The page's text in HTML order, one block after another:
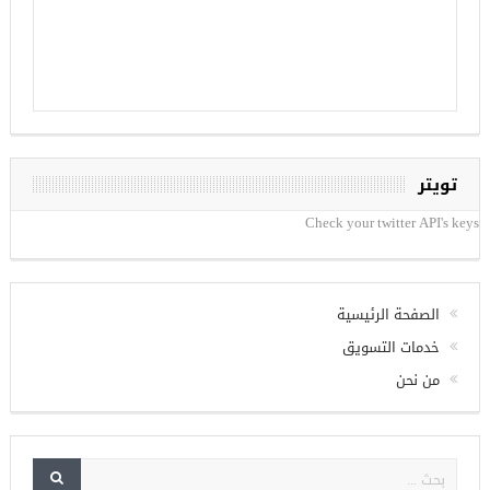
تويتر
Check your twitter API's keys
الصفحة الرئيسية
خدمات التسويق